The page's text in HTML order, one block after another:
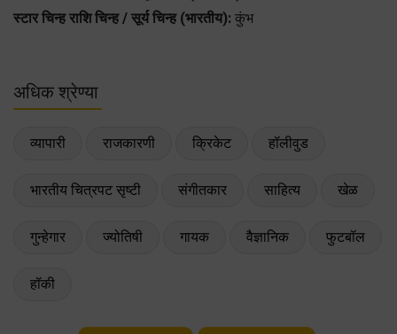
स्टार चिन्ह राशि चिन्ह / सूर्य चिन्ह (भारतीय): कुंभ
अधिक श्रेण्या
व्यापारी राजकारणी क्रिकेट हॉलीवुड
भारतीय चित्रपट सृष्टी संगीतकार साहित्य खेळ
गुन्हेगार ज्योतिषी गायक वैज्ञानिक फुटबॉल
हॉकी